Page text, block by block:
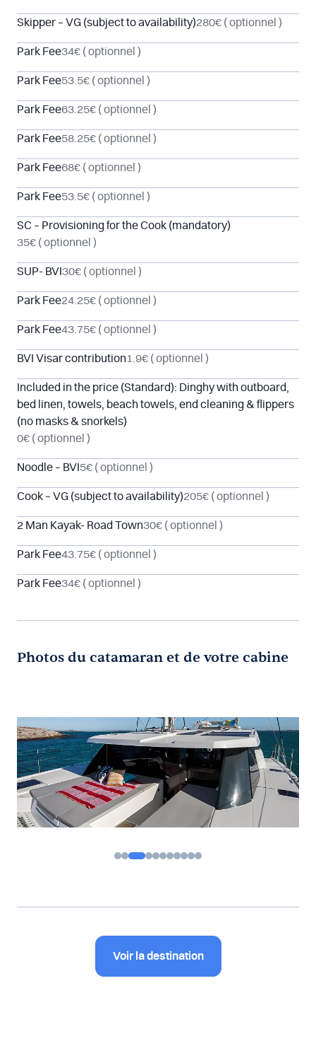
Skipper – VG (subject to availability)280€ ( optionnel )
Park Fee34€ ( optionnel )
Park Fee53.5€ ( optionnel )
Park Fee63.25€ ( optionnel )
Park Fee58.25€ ( optionnel )
Park Fee68€ ( optionnel )
Park Fee53.5€ ( optionnel )
SC – Provisioning for the Cook (mandatory)
35€ ( optionnel )
SUP- BVI 30€ ( optionnel )
Park Fee24.25€ ( optionnel )
Park Fee43.75€ ( optionnel )
BVI Visar contribution1.9€ ( optionnel )
Included in the price (Standard): Dinghy with outboard,
bed linen, towels, beach towels, end cleaning & flippers
(no masks & snorkels)
0€ ( optionnel )
Noodle – BVI 5€ ( optionnel )
Cook – VG (subject to availability)205€ ( optionnel )
2 Man Kayak- Road Town30€ ( optionnel )
Park Fee43.75€ ( optionnel )
Park Fee34€ ( optionnel )
Photos du catamaran et de votre cabine
Voir la destination